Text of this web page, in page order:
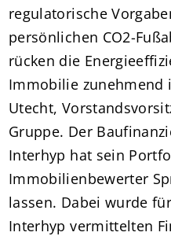
regulatorische
persönlichen CO2-
rücken die
Immobilie zunehmend
Utecht,
Gruppe. Der
Interhyp hat sein
Immobilienbewerter
lassen. Dabei wurde
Interhyp vermittelten